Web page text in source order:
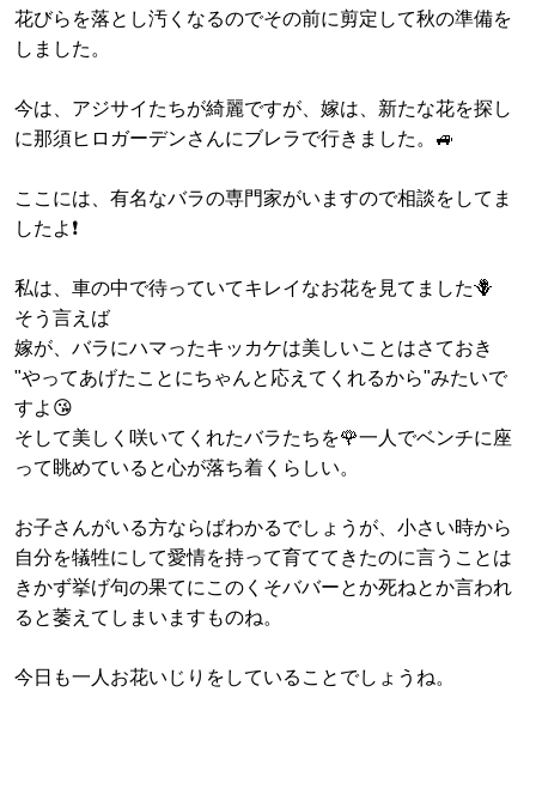
花びらを落とし汚くなるのでその前に剪定して秋の準備を
しました。
今は、アジサイたちが綺麗ですが、嫁は、新たな花を探し
に那須ヒロガーデンさんにブレラで行きました。🚙
ここには、有名なバラの専門家がいますので相談をしてま
したよ❗️
私は、車の中で待っていてキレイなお花を見てました🪻
そう言えば
嫁が、バラにハマったキッカケは美しいことはさておき
"やってあげたことにちゃんと応えてくれるから"みたいで
すよ😘
そして美しく咲いてくれたバラたちを🌹一人でベンチに座
って眺めていると心が落ち着くらしい。
お子さんがいる方ならばわかるでしょうが、小さい時から
自分を犠牲にして愛情を持って育ててきたのに言うことは
きかず挙げ句の果てにこのくそババーとか死ねとか言われ
ると萎えてしまいますものね。
今日も一人お花いじりをしていることでしょうね。